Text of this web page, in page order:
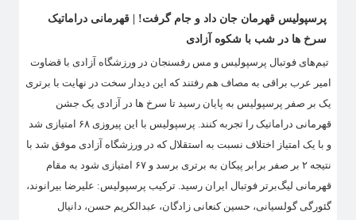
پرسپولیس قهرمان جان داد و جام گرفت! | قهرمانی دراماتیک
سرخ ها در شب با شکوه آزادی
تیم‌های فوتبال پرسپولیس و مس رفسنجان در ورزشگاه آزادی با قضاوت
امیر عرب براقی به مصاف هم رفتند که این دیدار سخت در نهایت با برتری
یک بر صفر پرسپولیس به پایان رسید تا سرخ ها در آزادی یک جشن
قهرمانی دراماتیک را تجربه کنند. پرسپولیس با این پیروزی ۶۸ امتیازی شد
و با یک امتیاز اختلاف نسبت به استقلال که در ورزشگاه آزادی موفق شد با
نتیجه ۲ بر صفر برابر پیکان به برتری برسد و ۶۷ امتیازی شود به مقام
قهرمانی لیگ‌برتر فوتبال ایران رسید. ترکیب پرسپولیس: علیرضا بیرانوند،
گئورگی گولسیانی، حسین کنعانی زادگان، عبدالکریم حسن، دانیال